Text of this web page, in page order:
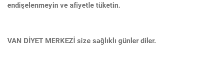
endişelenmeyin ve afiyetle tüketin.
VAN DİYET MERKEZİ size sağlıklı günler diler.